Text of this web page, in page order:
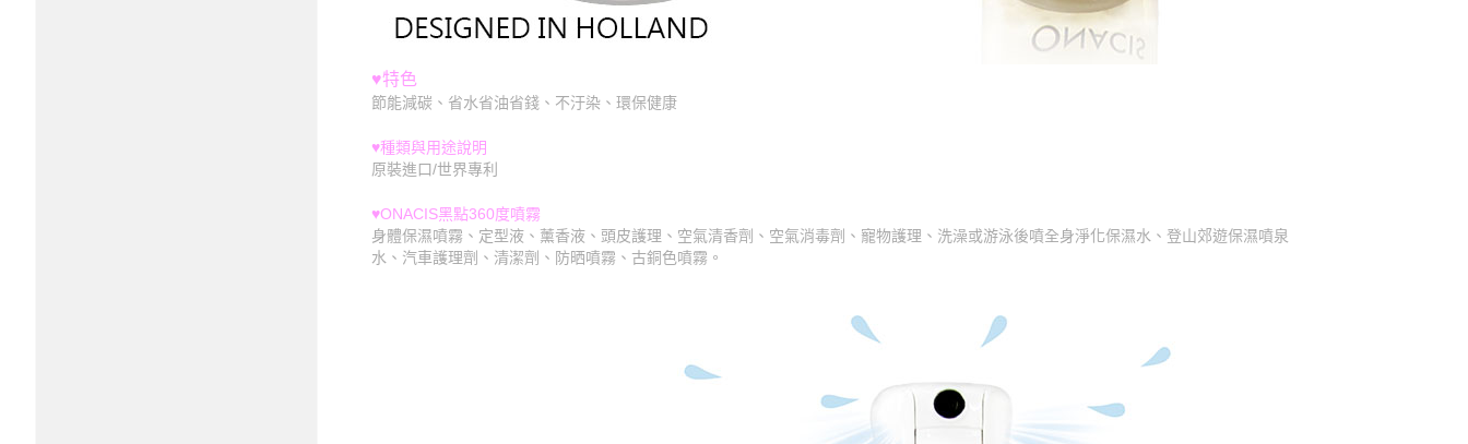
♥特色
節能減碳、省水省油省錢、不汙染、環保健康
♥種類與用途說明
原裝進口/世界專利
♥ONACIS黑點360度噴霧
身體保濕噴霧、定型液、薰香液、頭皮護理、空氣清香劑、空氣消毒劑、寵物護理、洗澡或游泳後噴全身淨化保濕水、登山郊遊保濕噴泉
水、汽車護理劑、清潔劑、防晒噴霧、古銅色噴霧。